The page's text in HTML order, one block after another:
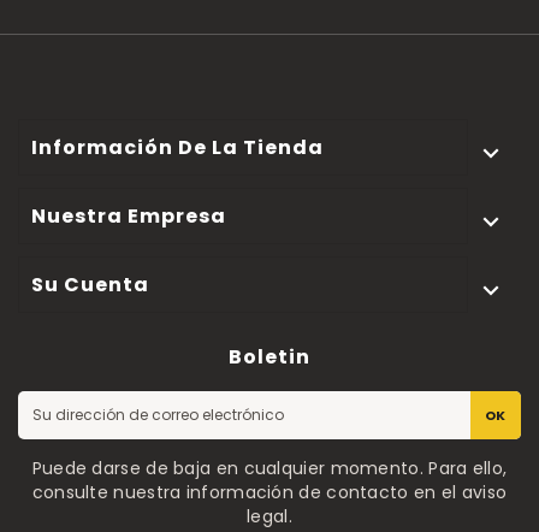
Información De La Tienda 
Nuestra Empresa 
Su Cuenta 
Boletin
OK
Puede darse de baja en cualquier momento. Para ello,
consulte nuestra información de contacto en el aviso
legal.